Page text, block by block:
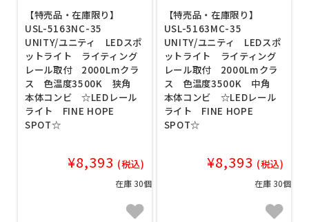
【特売品・在庫限り】
USL-5163NC-35
UNITY/ユニティ LEDスポ
ットライト ライティング
レール取付 2000Lmクラ
ス 色温度3500K 狭角
本体コンビ ☆LEDレール
ライト FINE HOPE
SPOT☆
¥8,393 (税込)
在庫 30個
【特売品・在庫限り】
USL-5163MC-35
UNITY/ユニティ LEDスポ
ットライト ライティング
レール取付 2000Lmクラ
ス 色温度3500K 中角
本体コンビ ☆LEDレール
ライト FINE HOPE
SPOT☆
¥8,393 (税込)
在庫 30個